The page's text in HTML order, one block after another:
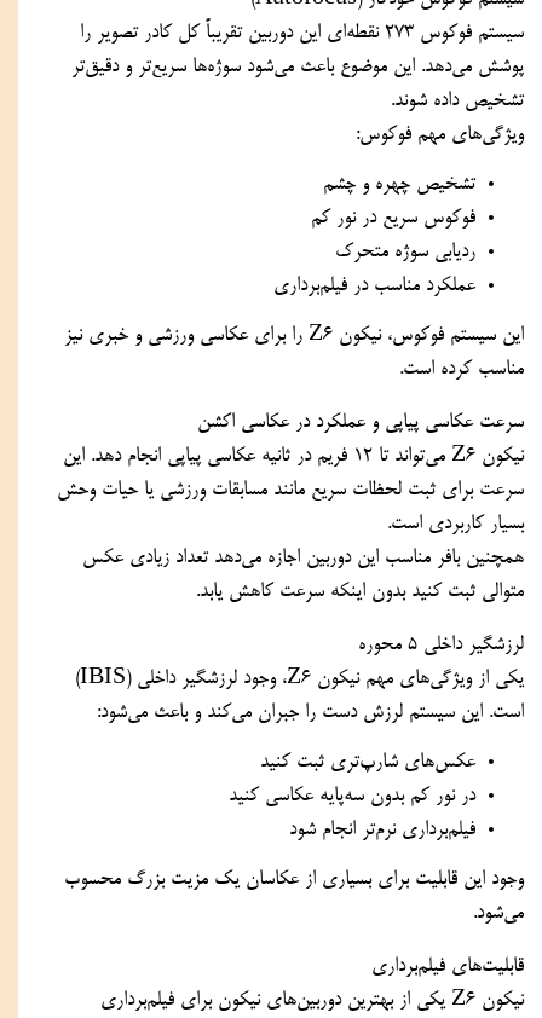
سیستم فوکوس 273 نقطه‌ای این دوربین تقریباً کل کادر تصویر را
پوشش می‌دهد. این موضوع باعث می‌شود سوژه‌ها سریع‌تر و دقیق‌تر
تشخیص داده شوند.
ویژگی‌های مهم فوکوس:
تشخیص چهره و چشم
فوکوس سریع در نور کم
ردیابی سوژه متحرک
عملکرد مناسب در فیلم‌برداری
این سیستم فوکوس، نیکون Z6 را برای عکاسی ورزشی و خبری نیز
مناسب کرده است.
سرعت عکاسی پیاپی و عملکرد در عکاسی اکشن
نیکون Z6 می‌تواند تا 12 فریم در ثانیه عکاسی پیاپی انجام دهد. این
سرعت برای ثبت لحظات سریع مانند مسابقات ورزشی یا حیات وحش
بسیار کاربردی است.
همچنین بافر مناسب این دوربین اجازه می‌دهد تعداد زیادی عکس
متوالی ثبت کنید بدون اینکه سرعت کاهش یابد.
لرزشگیر داخلی 5 محوره
یکی از ویژگی‌های مهم نیکون Z6، وجود لرزشگیر داخلی (IBIS)
است. این سیستم لرزش دست را جبران می‌کند و باعث می‌شود:
عکس‌های شارپ‌تری ثبت کنید
در نور کم بدون سه‌پایه عکاسی کنید
فیلم‌برداری نرم‌تر انجام شود
وجود این قابلیت برای بسیاری از عکاسان یک مزیت بزرگ محسوب
می‌شود.
قابلیت‌های فیلم‌برداری
نیکون Z6 یکی از بهترین دوربین‌های نیکون برای فیلم‌برداری